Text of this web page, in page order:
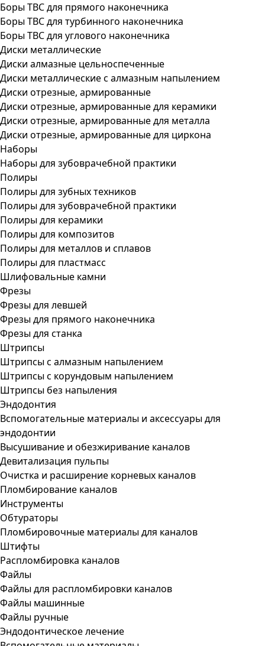
Боры ТВС для прямого наконечника
Боры ТВС для турбинного наконечника
Боры ТВС для углового наконечника
Диски металлические
Диски алмазные цельноспеченные
Диски металлические с алмазным напылением
Диски отрезные, армированные
Диски отрезные, армированные для керамики
Диски отрезные, армированные для металла
Диски отрезные, армированные для циркона
Наборы
Наборы для зубоврачебной практики
Полиры
Полиры для зубных техников
Полиры для зубоврачебной практики
Полиры для керамики
Полиры для композитов
Полиры для металлов и сплавов
Полиры для пластмасс
Шлифовальные камни
Фрезы
Фрезы для левшей
Фрезы для прямого наконечника
Фрезы для станка
Штрипсы
Штрипсы c алмазным напылением
Штрипсы c корундовым напылением
Штрипсы без напыления
Эндодонтия
Вспомогательные материалы и аксессуары для
эндодонтии
Высушивание и обезжиривание каналов
Девитализация пульпы
Очистка и расширение корневых каналов
Пломбирование каналов
Инструменты
Обтураторы
Пломбировочные материалы для каналов
Штифты
Распломбировка каналов
Файлы
Файлы для распломбировки каналов
Файлы машинные
Файлы ручные
Эндодонтическое лечение